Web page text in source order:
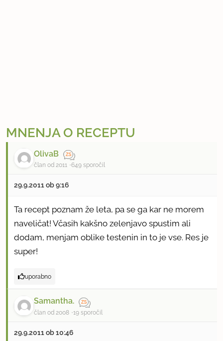
MNENJA O RECEPTU
OlivaB
član od 2011 649 sporočil
29.9.2011 ob 9:16
Ta recept poznam že leta, pa se ga kar ne morem
naveličat! Včasih kakšno zelenjavo spustim ali
dodam, menjam oblike testenin in to je vse. Res je
super!
uporabno
Samantha.
član od 2008 19 sporočil
29.9.2011 ob 10:46